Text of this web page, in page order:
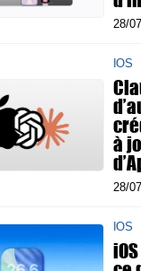
28/07
IOS
à
28/07
IOS